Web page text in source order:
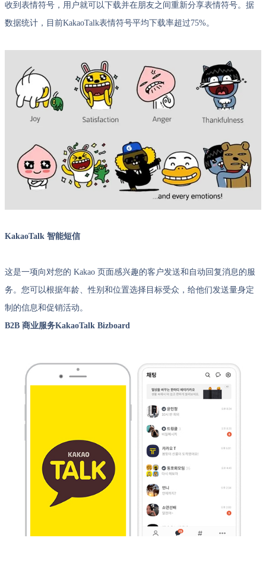
收到表情符号，用户就可以下载并在朋友之间重新分享表情符号。据
数据统计，目前KakaoTalk表情符号平均下载率超过75%。
KakaoTalk 智能短信
这是一项向对您的 Kakao 页面感兴趣的客户发送和自动回复消息的服
务。您可以根据年龄、性别和位置选择目标受众，给他们发送量身定
制的信息和促销活动。
B2B 商业服务KakaoTalk Bizboard